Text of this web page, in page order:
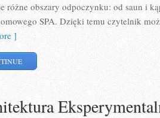
różne obszary odpoczynku: od saun i
SPA. Dzięki temu czytelnik
]